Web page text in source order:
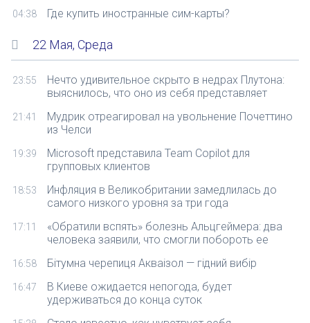
04:38 Где купить иностранные сим-карты?
22 Мая, Среда
23:55
Нечто удивительное скрыто в недрах Плутона:
выяснилось, что оно из себя представляет
21:41
Мудрик отреагировал на увольнение Почеттино
из Челси
19:39
Microsoft представила Team Copilot для
групповых клиентов
18:53
Инфляция в Великобритании замедлилась до
самого низкого уровня за три года
17:11
«Обратили вспять» болезнь Альцгеймера: два
человека заявили, что смогли побороть ее
16:58 Бітумна черепиця Акваізол — гідний вибір
16:47
В Киеве ожидается непогода, будет
удерживаться до конца суток